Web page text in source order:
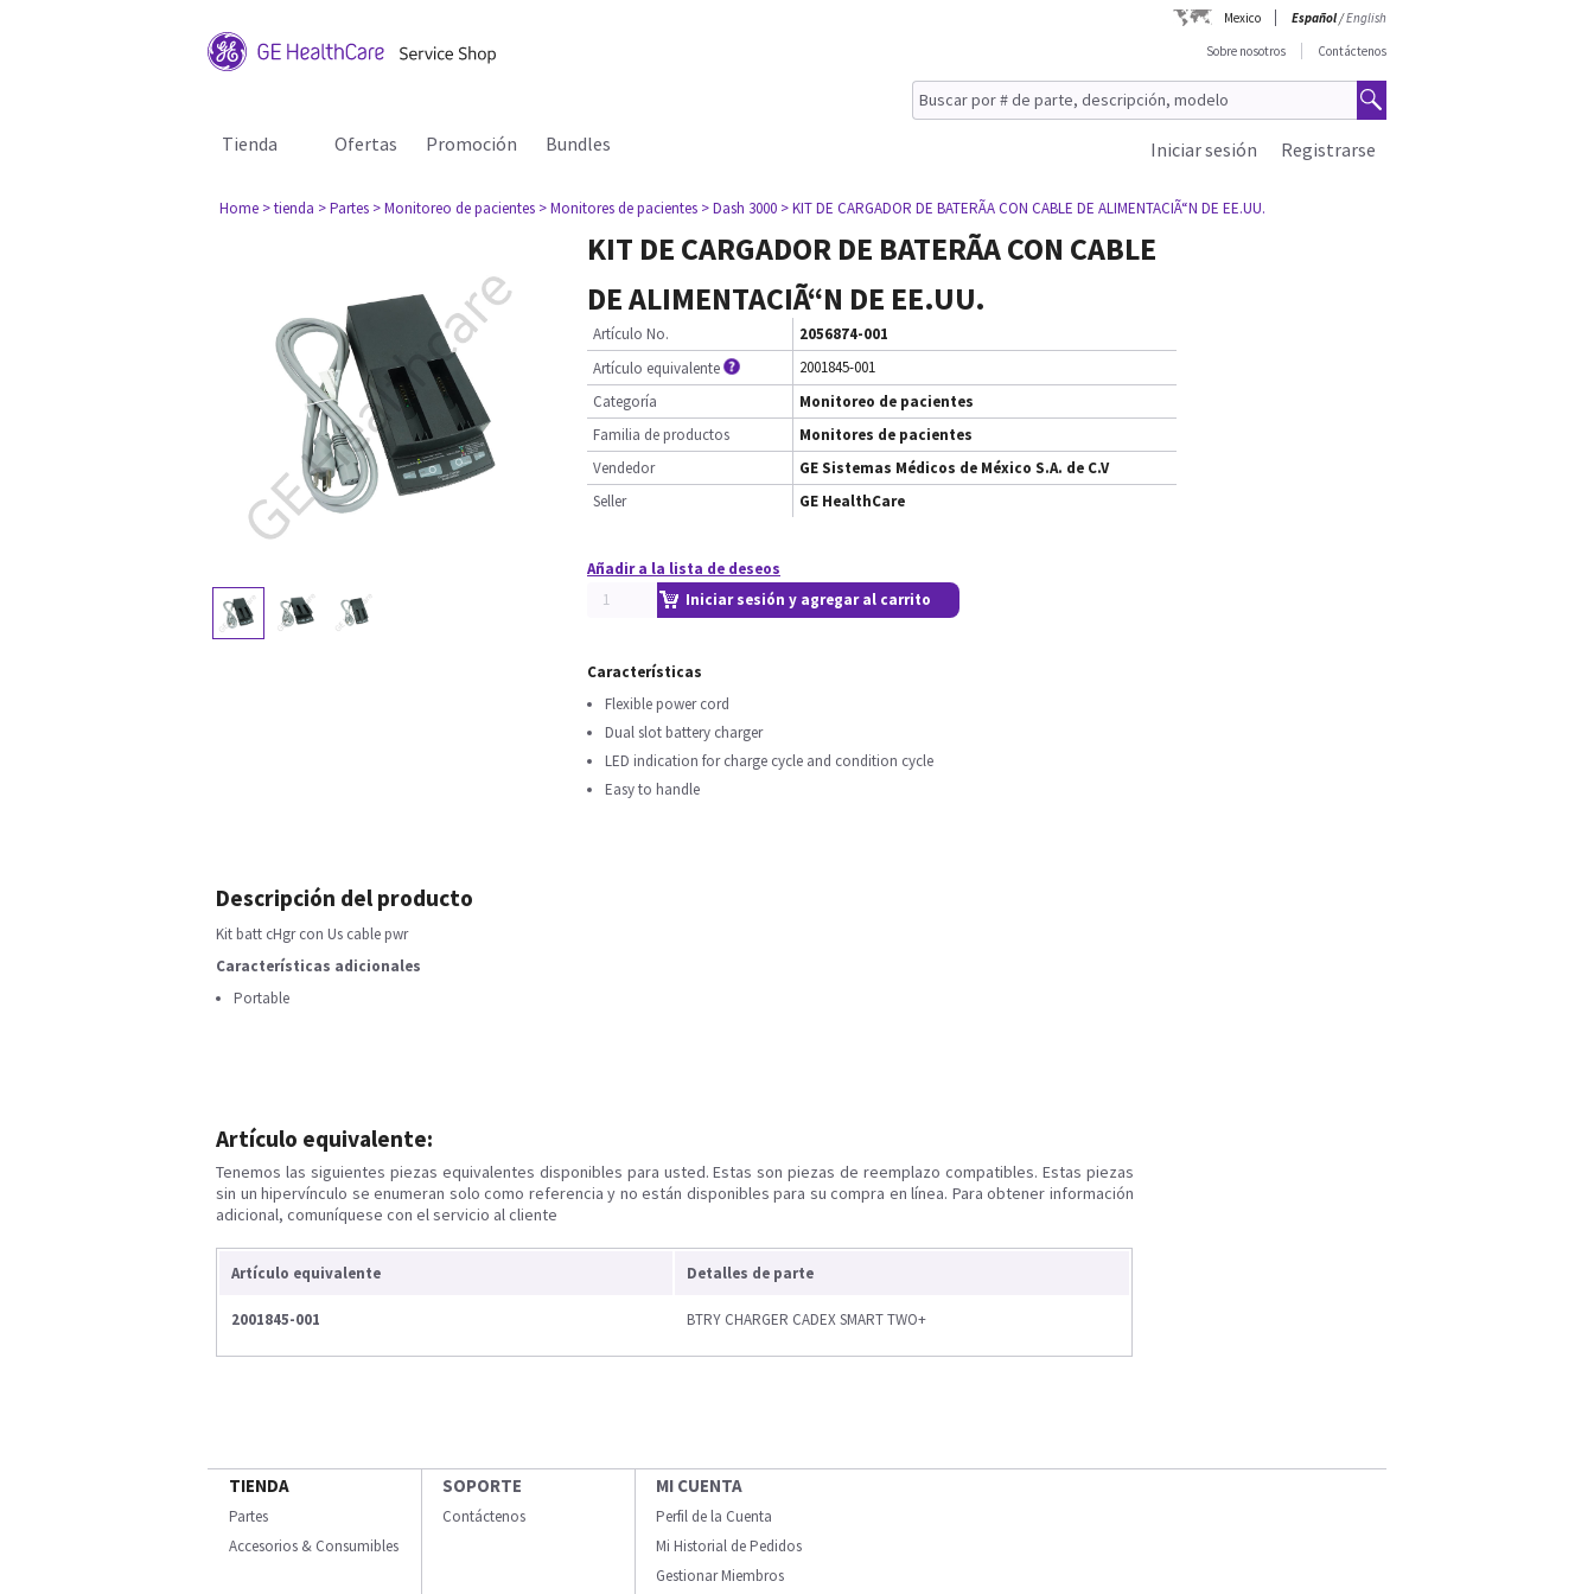
Mexico Español/English
Sobre nosotros
Contáctenos
Tienda Ofertas Promoción Bundles Registrarse
Iniciar sesión
Home > tienda > Partes > Monitoreo de pacientes > Monitores de pacientes > Dash 3000 > KIT DE CARGADOR DE BATERÃA CON CABLE DE ALIMENTACIÃ“N DE EE.UU.
KIT DE CARGADOR DE BATERÃA CON CABLE
DE ALIMENTACIÃ“N DE EE.UU.
Artículo No.
2056874-001
Artículo equivalente
2001845-001
Categoría
Monitoreo de pacientes
Familia de productos
Monitores de pacientes
Vendedor
GE Sistemas Médicos de México S.A. de C.V
Seller
GE HealthCare
Añadir a la lista de deseos
Iniciar sesión y agregar al carrito
Características
Flexible power cord
Dual slot battery charger
LED indication for charge cycle and condition cycle
Easy to handle
Descripción del producto
Kit batt cHgr con Us cable pwr
Características adicionales
Portable
Artículo equivalente:
Tenemos las siguientes piezas equivalentes disponibles para usted. Estas son piezas de reemplazo compatibles. Estas piezas
sin un hipervínculo se enumeran solo como referencia y no están disponibles para su compra en línea. Para obtener información
adicional, comuníquese con el servicio al cliente
Artículo equivalente Detalles de parte
2001845-001 BTRY CHARGER CADEX SMART TWO+
TIENDA
Partes
Accesorios & Consumibles
SOPORTE
Contáctenos
MI CUENTA
Perfil de la Cuenta
Mi Historial de Pedidos
Gestionar Miembros